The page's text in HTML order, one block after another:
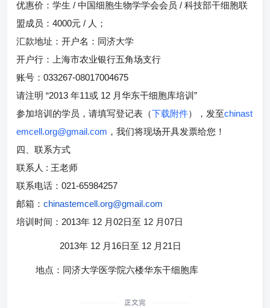
优惠价：学生 / 中国细胞生物学学会会员 / 科技部干细胞联
盟成员： 4000元 / 人；
汇款地址：开户名：同济大学
开户行：上海市农业银行五角场支行
账号： 033267-08017004675
请注明 “2013 年11或 12 月华东干细胞库培训 ”
参加培训的学员，请填写登记表（下载附件），发至chinast
emcell.org@gmail.com ，我们将现场开具发票给您！
四、联系方式
联系人 : 王老师
联系电话： 021-65984257
邮箱： chinastemcell.org@gmail.com
培训时间： 2013年 12 月 02日至 12 月 07日
2013年 12 月 16日至 12 月 21 日
地点：同济大学医学院六楼华东干细胞库
正文完